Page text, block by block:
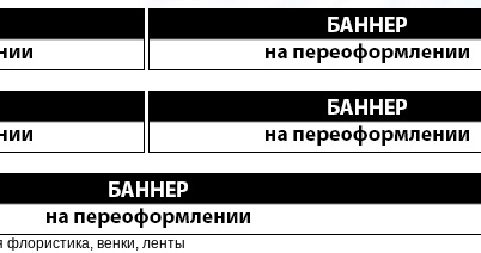
флористика, венки, ленты